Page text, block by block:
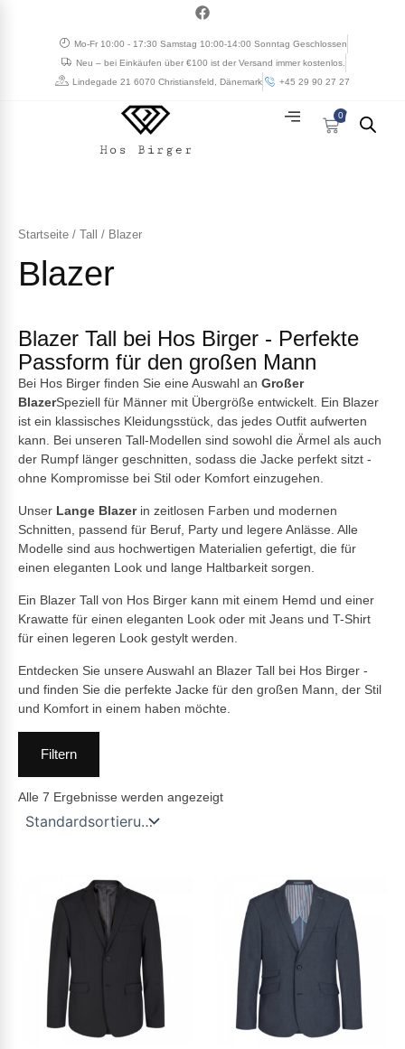
a
e
o
o
Mo-Fr 10:00 - 17:30 Samstag 10:00-14:00 Sonntag Geschlossen
Neu – bei Einkäufen über €100 ist der Versand immer kostenlos.
Lindegade 21 6070 Christiansfeld, Dänemark
+45 29 90 27 27
0
Cart
Startseite / Tall / Blazer
Blazer
Blazer Tall bei Hos Birger - Perfekte
Passform für den großen Mann
Bei Hos Birger finden Sie eine Auswahl an Großer
BlazerSpeziell für Männer mit Übergröße entwickelt. Ein Blazer
ist ein klassisches Kleidungsstück, das jedes Outfit aufwerten
kann. Bei unseren Tall-Modellen sind sowohl die Ärmel als auch
der Rumpf länger geschnitten, sodass die Jacke perfekt sitzt -
ohne Kompromisse bei Stil oder Komfort einzugehen.
Unser Lange Blazerin zeitlosen Farben und modernen
Schnitten, passend für Beruf, Party und legere Anlässe. Alle
Modelle sind aus hochwertigen Materialien gefertigt, die für
einen eleganten Look und lange Haltbarkeit sorgen.
Ein Blazer Tall von Hos Birger kann mit einem Hemd und einer
Krawatte für einen eleganten Look oder mit Jeans und T-Shirt
für einen legeren Look gestylt werden.
Entdecken Sie unsere Auswahl an Blazer Tall bei Hos Birger -
und finden Sie die perfekte Jacke für den großen Mann, der Stil
und Komfort in einem haben möchte.
Filtern
Alle 7 Ergebnisse werden angezeigt
Produkt
weist
mehrere
Varianten
auf.
Die
Optionen
können
Produkt
weist
mehrere
Varianten
auf.
Die
Optionen
können